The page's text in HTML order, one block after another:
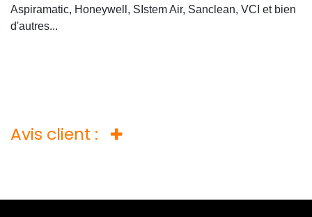
Aspiramatic, Honeywell, SIstem Air, Sanclean, VCI et bien
d'autres...
Avis client :